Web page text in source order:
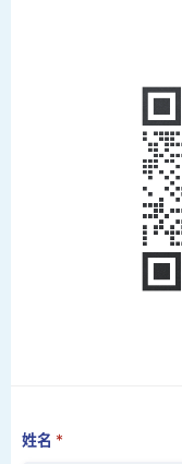
姓名 *